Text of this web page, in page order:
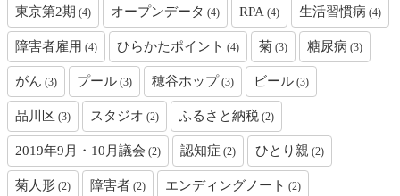
東京第2期 (4) オープンデータ (4) RPA (4) 生活習慣病 (4)
障害者雇用 (4) ひらかたポイント (4) 菊 (3) 糖尿病 (3)
がん (3) プール (3) 穂谷ホップ (3) ビール (3)
品川区 (3) スタジオ (2) ふるさと納税 (2)
2019年9月・10月議会 (2) 認知症 (2) ひとり親 (2)
菊人形 (2) 障害者 (2) エンディングノート (2)